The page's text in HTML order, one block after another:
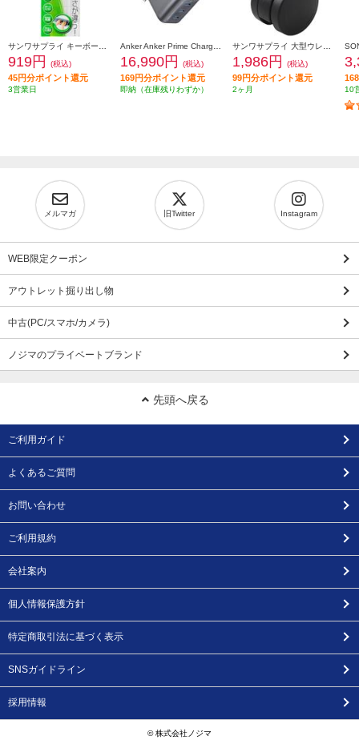
919円 (税込)
45円分ポイント還元
3営業日
16,990円 (税込)
169円分ポイント還元
即納（在庫残りわずか）
1,986円 (税込)
99円分ポイント還元
2ヶ月 10
メルマガ 旧Twitter Instagram
WEB限定クーポン
アウトレット掘り出し物
中古(PC/スマホ/カメラ)
ノジマのプライベートブランド
先頭へ戻る
ご利用ガイド
よくあるご質問
お問い合わせ
ご利用規約
会社案内
個人情報保護方針
特定商取引法に基づく表示
SNSガイドライン
採用情報
© 株式会社ノジマ